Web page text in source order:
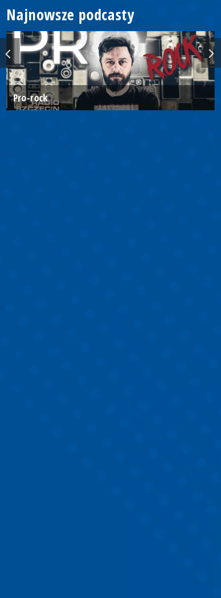
Najnowsze podcasty
Pro-rock